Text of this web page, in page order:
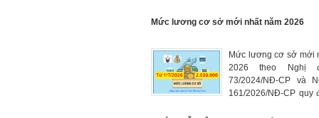
lương tối thiểu vùng.
Mức lương cơ sở mới nhất năm 2026
Mức lương cơ sở mới
2026 theo Nghị
73/2024/NĐ-CP và
161/2026/NĐ-CP quy